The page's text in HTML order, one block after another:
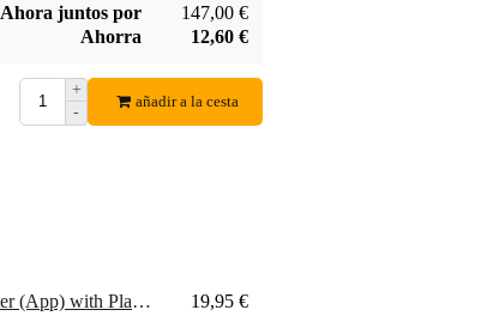
Ahora juntos por
147,00 €
Ahorra
12,60 €
+
-
añadir a la cesta
20 x Voggenreiter 1141 Flute Master (App) with Plastic Recorder (German Bore) 19,95 €